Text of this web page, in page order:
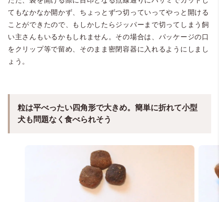
てもなかなか開かず、ちょっとずつ切っていってやっと開ける
ことができたので、もしかしたらジッパーまで切ってしまう飼
い主さんもいるかもしれません。その場合は、パッケージの口
をクリップ等で留め、そのまま密閉容器に入れるようにしまし
ょう。
粒は平べったい四角形で大きめ。簡単に折れて小型
犬も問題なく食べられそう